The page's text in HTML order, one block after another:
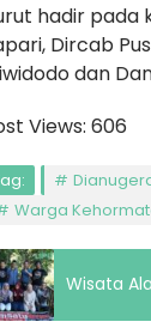
hadir pada
Dircab
dan
Views: 606
Warga
Wisata